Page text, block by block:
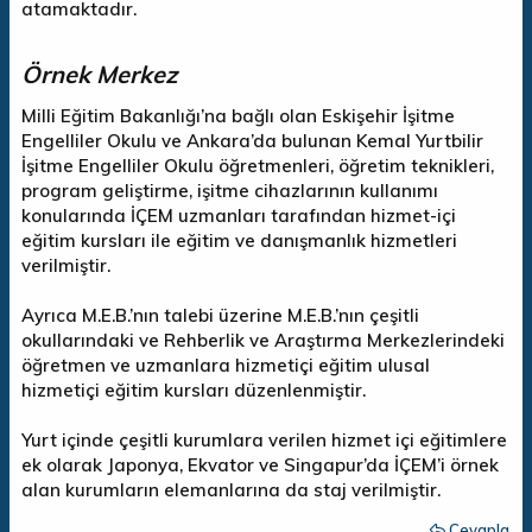
atamaktadır.
Örnek Merkez
Milli Eğitim Bakanlığı’na bağlı olan Eskişehir İşitme
Engelliler Okulu ve Ankara’da bulunan Kemal Yurtbilir
İşitme Engelliler Okulu öğretmenleri, öğretim teknikleri,
program geliştirme, işitme cihazlarının kullanımı
konularında İÇEM uzmanları tarafından hizmet-içi
eğitim kursları ile eğitim ve danışmanlık hizmetleri
verilmiştir.
Ayrıca M.E.B.’nın talebi üzerine M.E.B.’nın çeşitli
okullarındaki ve Rehberlik ve Araştırma Merkezlerindeki
öğretmen ve uzmanlara hizmetiçi eğitim ulusal
hizmetiçi eğitim kursları düzenlenmiştir.
Yurt içinde çeşitli kurumlara verilen hizmet içi eğitimlere
ek olarak Japonya, Ekvator ve Singapur’da İÇEM’i örnek
alan kurumların elemanlarına da staj verilmiştir.